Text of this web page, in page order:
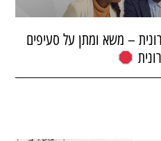
– משא ומתן על סעיפים